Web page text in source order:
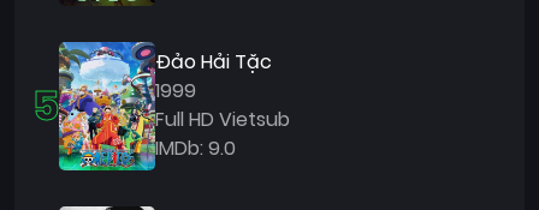
5
Đảo Hải Tặc
1999
Full HD Vietsub
IMDb: 9.0